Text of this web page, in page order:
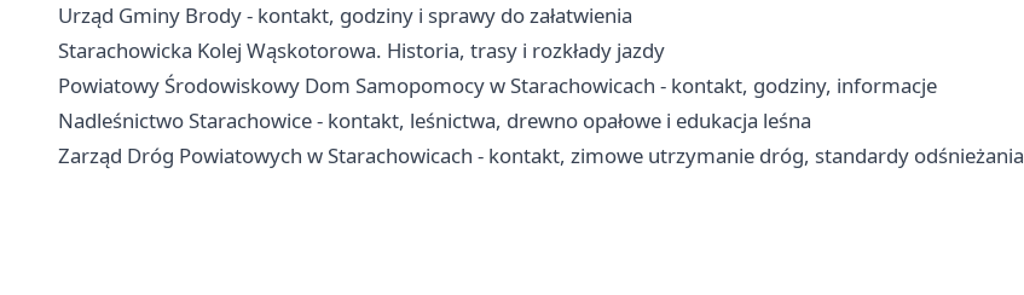
Urząd Gminy Brody - kontakt, godziny i sprawy do załatwienia
Starachowicka Kolej Wąskotorowa. Historia, trasy i rozkłady jazdy
Powiatowy Środowiskowy Dom Samopomocy w Starachowicach - kontakt, godziny, informacje
Nadleśnictwo Starachowice - kontakt, leśnictwa, drewno opałowe i edukacja leśna
Zarząd Dróg Powiatowych w Starachowicach - kontakt, zimowe utrzymanie dróg, standardy odśnieżania